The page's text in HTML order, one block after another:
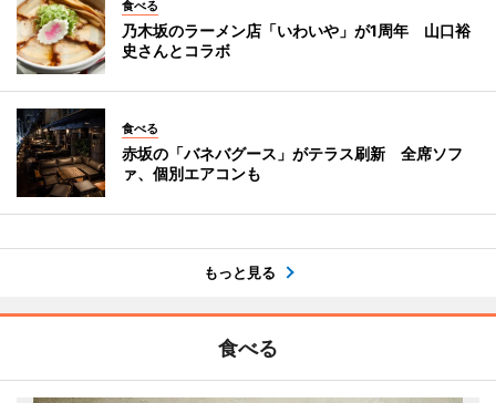
食べる
乃木坂のラーメン店「いわいや」が1周年 山口裕
史さんとコラボ
食べる
赤坂の「バネバグース」がテラス刷新 全席ソフ
ァ、個別エアコンも
もっと見る
食べる